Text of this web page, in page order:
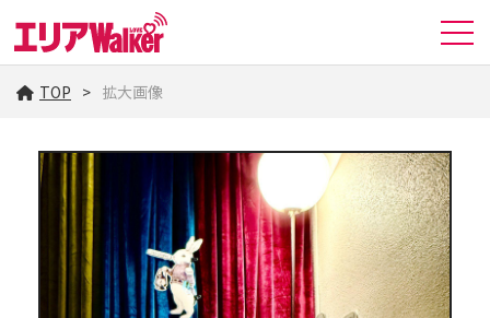
TOP 拡大画像